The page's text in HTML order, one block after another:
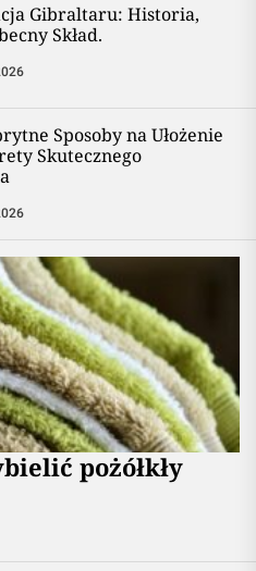
Gibraltaru: Historia,
Skład.
Sposoby na Ułożenie
Skutecznego
pożółkły